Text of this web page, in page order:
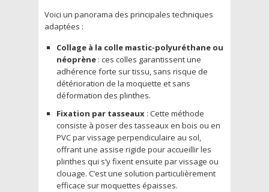
Voici un panorama des principales techniques
adaptées :
Collage à la colle mastic-polyuréthane ou
néoprène : ces colles garantissent une
adhérence forte sur tissu, sans risque de
détérioration de la moquette et sans
déformation des plinthes.
Fixation par tasseaux : Cette méthode
consiste à poser des tasseaux en bois ou en
PVC par vissage perpendiculaire au sol,
offrant une assise rigide pour accueillir les
plinthes qui s’y fixent ensuite par vissage ou
clouage. C’est une solution particulièrement
efficace sur moquettes épaisses.